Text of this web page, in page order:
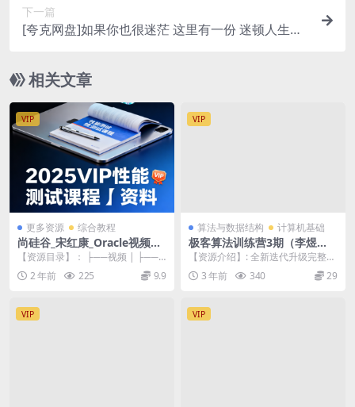
下一篇
[夸克网盘]如果你也很迷茫 这里有一份 迷顿人生清
相关文章
VIP
更多资源 综合教程
尚硅谷_宋红康_Oracle视频教
程
【资源目录】： ├──视频 | ├──1
-[尚硅谷]_宋红康_Oracle数据库...
2 年前 225 9.9
VIP
算法与数据结构 计算机基础
极客算法训练营3期（李煜
东）
【资源介绍】: 全新迭代升级完整
版，包含视频+课件。课程代码包含
Java、C+...
3 年前 340 29
VIP VIP